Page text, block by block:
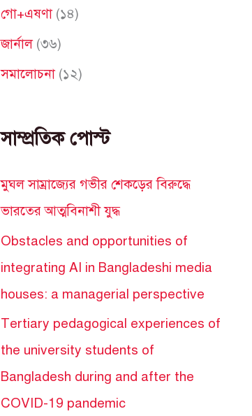
:
গো+এষণা(১৪)
জার্নাল(৩৬)
সমালোচনা(১২)
সাম্প্রতিক পোস্ট
মুঘল সাম্রাজ্যের গভীর শেকড়ের বিরুদ্ধে
ভারতের আত্মবিনাশী যুদ্ধ
Obstacles and opportunities of
integrating AI in Bangladeshi media
houses: a managerial perspective
Tertiary pedagogical experiences of
the university students of
Bangladesh during and after the
COVID-19 pandemic